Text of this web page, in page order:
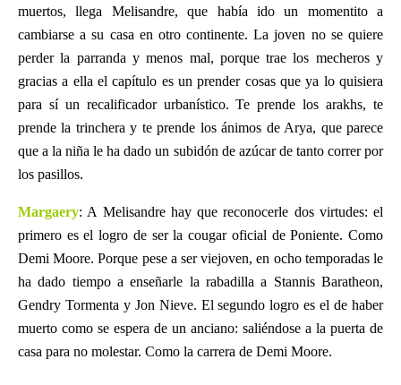
muertos, llega Melisandre, que había ido un momentito a
cambiarse a su casa en otro continente. La joven no se quiere
perder la parranda y menos mal, porque trae los mecheros y
gracias a ella el capítulo es un prender cosas que ya lo quisiera
para sí un recalificador urbanístico. Te prende los arakhs, te
prende la trinchera y te prende los ánimos de Arya, que parece
que a la niña le ha dado un subidón de azúcar de tanto correr por
los pasillos.
Margaery: A Melisandre hay que reconocerle dos virtudes: el
primero es el logro de ser la cougar oficial de Poniente. Como
Demi Moore. Porque pese a ser viejoven, en ocho temporadas le
ha dado tiempo a enseñarle la rabadilla a Stannis Baratheon,
Gendry Tormenta y Jon Nieve. El segundo logro es el de haber
muerto como se espera de un anciano: saliéndose a la puerta de
casa para no molestar. Como la carrera de Demi Moore.